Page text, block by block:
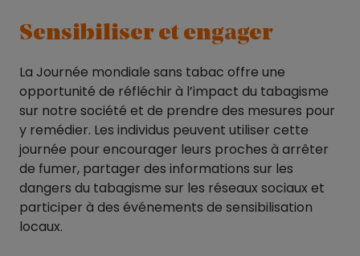
Sensibiliser et engager
La Journée mondiale sans tabac offre une
opportunité de réfléchir à l’impact du tabagisme
sur notre société et de prendre des mesures pour
y remédier. Les individus peuvent utiliser cette
journée pour encourager leurs proches à arrêter
de fumer, partager des informations sur les
dangers du tabagisme sur les réseaux sociaux et
participer à des événements de sensibilisation
locaux.